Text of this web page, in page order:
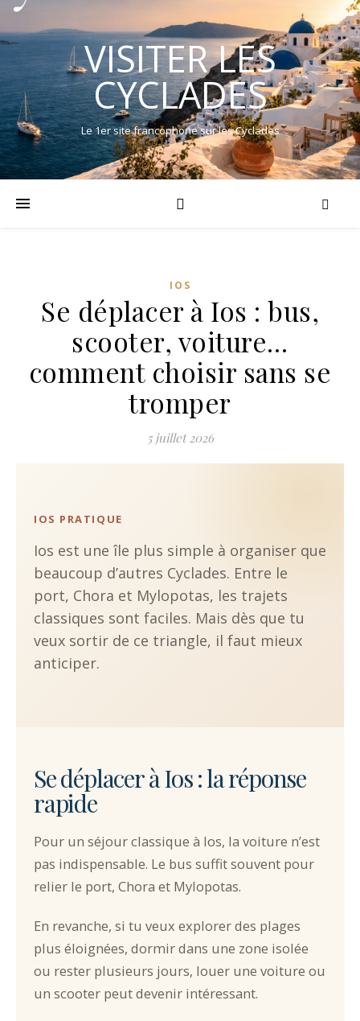
VISITER LES
CYCLADES
Le 1er site francophone sur les Cyclades
IOS
Se déplacer à Ios : bus,
scooter, voiture…
comment choisir sans se
tromper
5 juillet 2026
IOS PRATIQUE
Ios est une île plus simple à organiser que
beaucoup d’autres Cyclades. Entre le
port, Chora et Mylopotas, les trajets
classiques sont faciles. Mais dès que tu
veux sortir de ce triangle, il faut mieux
anticiper.
Se déplacer à Ios : la réponse
rapide
Pour un séjour classique à Ios, la voiture n’est
pas indispensable. Le bus suffit souvent pour
relier le port, Chora et Mylopotas.
En revanche, si tu veux explorer des plages
plus éloignées, dormir dans une zone isolée
ou rester plusieurs jours, louer une voiture ou
un scooter peut devenir intéressant.